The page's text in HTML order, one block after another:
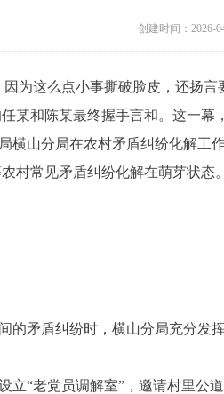
创建时间： 2026-
为这么点小事撕破脸皮，还扬
某和陈某最终握手言和。这一幕
横山分局在农村矛盾纠纷化解工
村常见矛盾纠纷化解在萌芽状态
的矛盾纠纷时，横山分局充分发
立“老党员调解室”，邀请村里公